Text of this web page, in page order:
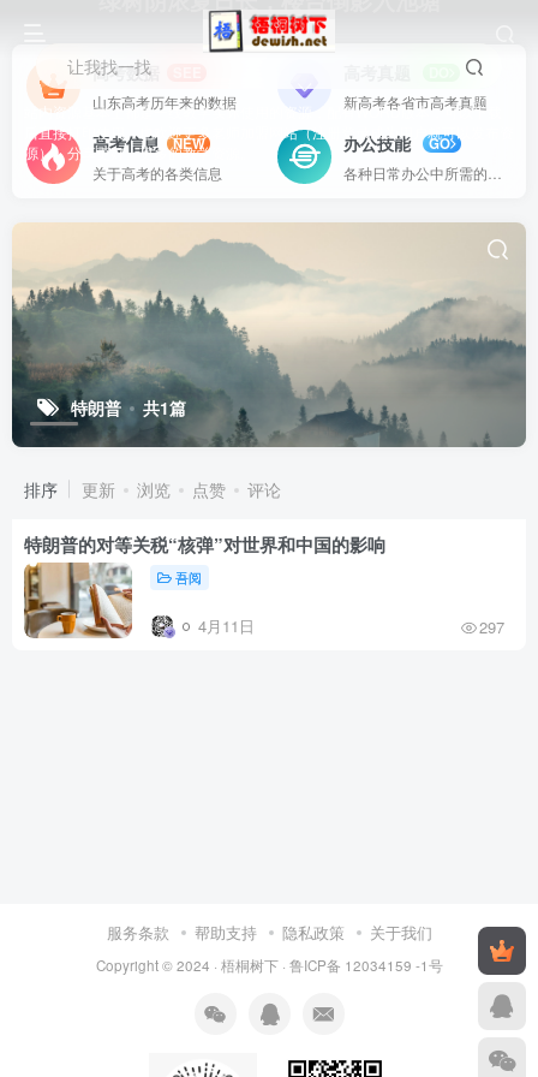
让我找一找
站内资源基本上都是一线教学实际使用的资源，配有WORD版本，可以下载
后直接打印使用。也欢迎更多老师加盟网站（注册登录成为用户就可以发布资
源），分享更好、更多的教学资源。
高考数据
山东高考历年来的数据
新高考各省市高考真题
高考信息
NEW
关于高考的各类信息
办公技能
GO
特朗普 共1篇
排序 更新 浏览 点赞 评论
特朗普的对等关税“核弹”对世界和中国的影响
吾阅
4月11日 297
服务条款 帮助支持 隐私政策 关于我们
Copyright © 2024 · 梧桐树下· 鲁ICP备 12034159 -1号